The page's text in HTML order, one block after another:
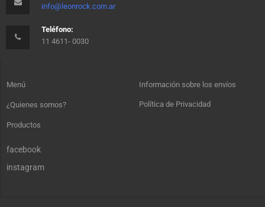
info@leonrock.com.ar
Teléfono:
11 4611- 0030
Menú
¿Quienes somos?
Productos
Información sobre los envíos
Política de Privacidad
facebook
instagram